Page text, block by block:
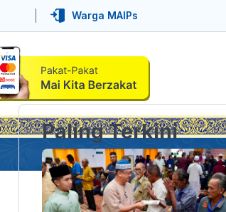
Warga MAIPs
Paling Terkini